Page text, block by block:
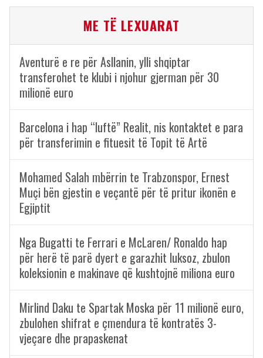
ME TË LEXUARAT
Aventurë e re për Asllanin, ylli shqiptar
transferohet te klubi i njohur gjerman për 30
milionë euro
Barcelona i hap “luftë” Realit, nis kontaktet e para
për transferimin e fituesit të Topit të Artë
Mohamed Salah mbërrin te Trabzonspor, Ernest
Muçi bën gjestin e veçantë për të pritur ikonën e
Egjiptit
Nga Bugatti te Ferrari e McLaren/ Ronaldo hap
për herë të parë dyert e garazhit luksoz, zbulon
koleksionin e makinave që kushtojnë miliona euro
Mirlind Daku te Spartak Moska për 11 milionë euro,
zbulohen shifrat e çmendura të kontratës 3-
vjeçare dhe prapaskenat